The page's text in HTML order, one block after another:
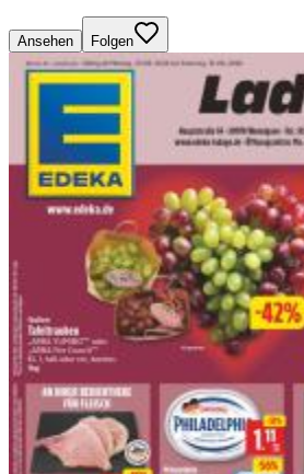
Ansehen Folgen